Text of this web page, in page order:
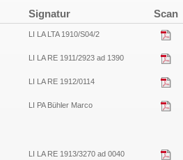
Signatur Scan
LI LA LTA 1910/S04/2
LI LA RE 1911/2923 ad 1390
LI LA RE 1912/0114
LI PA Bühler Marco
LI LA RE 1913/3270 ad 0040